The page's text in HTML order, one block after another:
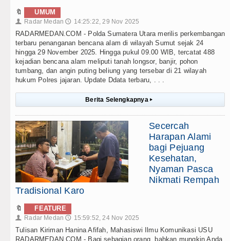
🔖 UMUM
👤 Radar Medan 🕔 14:25:22, 29 Nov 2025
RADARMEDAN.COM - Polda Sumatera Utara merilis perkembangan
terbaru penanganan bencana alam di wilayah Sumut sejak 24
hingga 29 November 2025. Hingga pukul 09.00 WIB, tercatat 488
kejadian bencana alam meliputi tanah longsor, banjir, pohon
tumbang, dan angin puting beliung yang tersebar di 21 wilayah
hukum Polres jajaran. Update Ddata terbaru, . . .
Berita Selengkapnya ▸
Secercah
Harapan Alami
bagi Pejuang
Kesehatan,
Nyaman Pasca
Nikmati Rempah
Tradisional Karo
🔖 FEATURE
👤 Radar Medan 🕔 15:59:52, 24 Nov 2025
Tulisan Kiriman Hanina Afifah, Mahasiswi Ilmu Komunikasi USU
RADARMEDAN.COM - Bagi sebagian orang, bahkan mungkin Anda